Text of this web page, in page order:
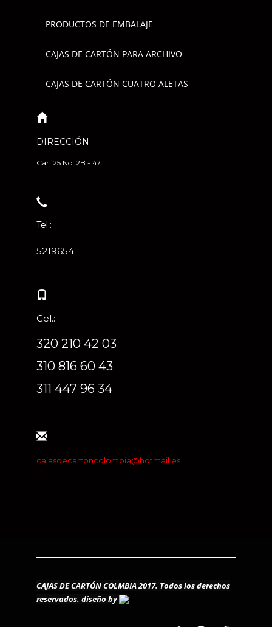
PRODUCTOS DE EMBALAJE
CAJAS DE CARTÓN PARA ARCHIVO
CAJAS DE CARTÓN CUATRO ALETAS
DIRECCIÓN.:
Car. 25 No. 2B - 47
Tel.:
5219654
Cel.:
320 210 42 03
310 816 60 43
311 447 96 34
cajasdecartoncolombia@hotmail.es
CAJAS DE CARTÓN COLMBIA 2017. Todos los derechos
reservados. diseño by